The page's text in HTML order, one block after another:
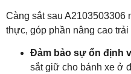
Càng sắt sau A2103503306
thực, góp phần nâng cao
Đảm bảo sự ổn định
sắt giữ cho bánh xe ở